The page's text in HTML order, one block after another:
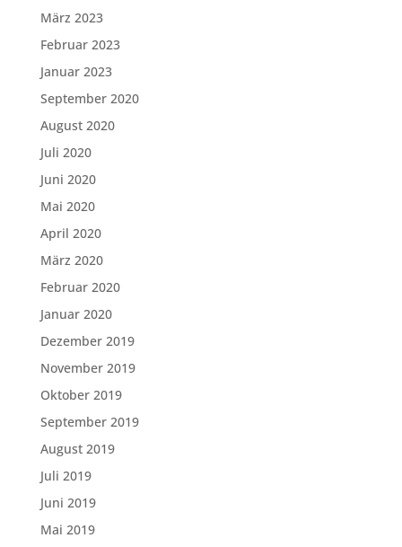
März 2023
Februar 2023
Januar 2023
September 2020
August 2020
Juli 2020
Juni 2020
Mai 2020
April 2020
März 2020
Februar 2020
Januar 2020
Dezember 2019
November 2019
Oktober 2019
September 2019
August 2019
Juli 2019
Juni 2019
Mai 2019